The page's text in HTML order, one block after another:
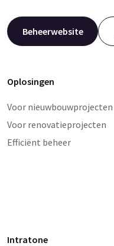
Beheerwebsite
Oplosingen
Voor nieuwbouwprojecten
Voor renovatieprojecten
Efficiënt beheer
Intratone